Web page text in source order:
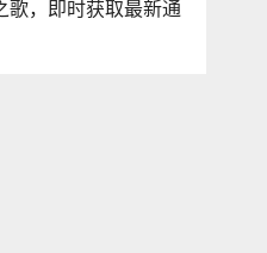
歌，即时获取最新通